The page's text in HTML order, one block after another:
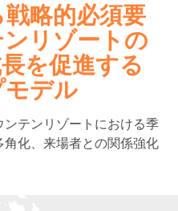
略的必須要
リゾートの
を促進する
デル
テンリゾートにおける季
化、来場者との関係強化